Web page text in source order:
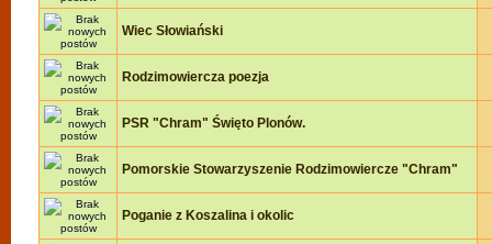
Wiec Słowiański
Rodzimowiercza poezja
PSR "Chram" Święto Plonów.
Pomorskie Stowarzyszenie Rodzimowiercze "Chram"
Poganie z Koszalina i okolic